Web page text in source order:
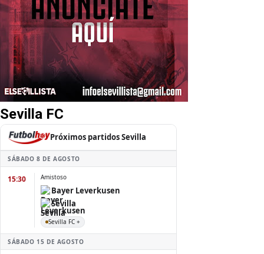
Sevilla FC